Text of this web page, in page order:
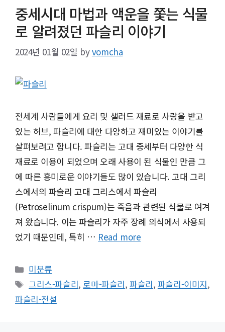
중세시대 마법과 액운을 쫓는 식물
로 알려졌던 파슬리 이야기
2024년 01월 02일 byvomcha
전세계 사람들에게 요리 및 샐러드 재료로 사랑을 받고
있는 허브, 파슬리에 대한 다양하고 재미있는 이야기를
살펴보려고 합니다. 파슬리는 고대 중세부터 다양한 식
재료로 이용이 되었으며 오래 사용이 된 식물인 만큼 그
에 따른 흥미로운 이야기들도 많이 있습니다. 고대 그리
스에서의 파슬리 고대 그리스에서 파슬리
(Petroselinum crispum)는 죽음과 관련된 식물로 여겨
져 왔습니다. 이는 파슬리가 자주 장례 의식에서 사용되
었기 때문인데, 특히 … Read more
Categories
미분류
Tags
그리스-파슬리,로마-파슬리, 파슬리, 파슬리-이미지,
파슬리-전설